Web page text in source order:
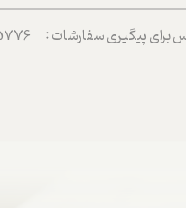
من
واژه
پیگیری سفارشات : 09357675776